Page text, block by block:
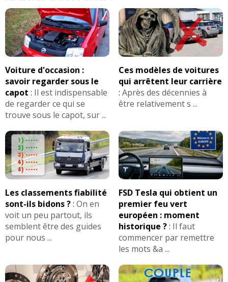
Voiture d'occasion :
savoir regarder sous le
capot : Il est indispensable
de regarder ce qui se
trouve sous le capot, sur ...
Ces modèles de voitures
qui arrêtent leur carrière
: Après des décennies à
être relativement s ...
Les classements fiabilité
sont-ils bidons ?: On en
voit un peu partout, ils
semblent être des guides
pour nous ...
FSD Tesla qui obtient un
premier feu vert
européen : moment
historique ?: Il faut
commencer par remettre
les mots &a ...